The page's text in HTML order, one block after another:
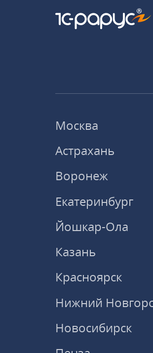
Москва
Астрахань
Воронеж
Екатеринбург
Йошкар-Ола
Казань
Красноярск
Нижний
Новосибирск